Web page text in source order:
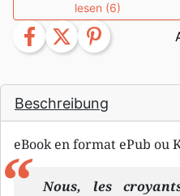
Beschreibung
eBook en format ePub ou
Nous, les
lesen (6)
facebook twitter pinterest